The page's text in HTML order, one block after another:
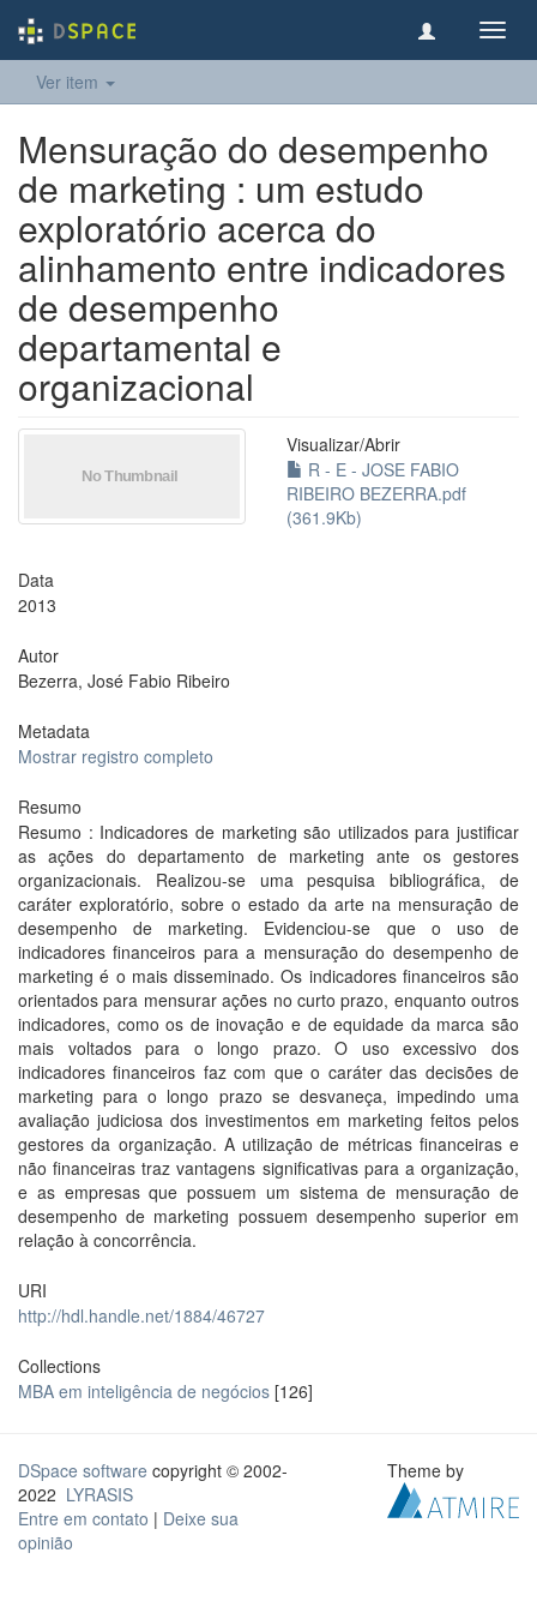
Ver item
Mensuração do desempenho
de marketing : um estudo
exploratório acerca do
alinhamento entre indicadores
de desempenho
departamental e
organizacional
Visualizar/Abrir
R - E - JOSE FABIO
RIBEIRO BEZERRA.pdf
(361.9Kb)
Data
2013
Autor
Bezerra, José Fabio Ribeiro
Metadata
Mostrar registro completo
Resumo
Resumo : Indicadores de marketing são utilizados para justificar
as ações do departamento de marketing ante os gestores
organizacionais. Realizou-se uma pesquisa bibliográfica, de
caráter exploratório, sobre o estado da arte na mensuração de
desempenho de marketing. Evidenciou-se que o uso de
indicadores financeiros para a mensuração do desempenho de
marketing é o mais disseminado. Os indicadores financeiros são
orientados para mensurar ações no curto prazo, enquanto outros
indicadores, como os de inovação e de equidade da marca são
mais voltados para o longo prazo. O uso excessivo dos
indicadores financeiros faz com que o caráter das decisões de
marketing para o longo prazo se desvaneça, impedindo uma
avaliação judiciosa dos investimentos em marketing feitos pelos
gestores da organização. A utilização de métricas financeiras e
não financeiras traz vantagens significativas para a organização,
e as empresas que possuem um sistema de mensuração de
desempenho de marketing possuem desempenho superior em
relação à concorrência.
URI
http://hdl.handle.net/1884/46727
Collections
MBA em inteligência de negócios [126]
DSpace software copyright © 2002-
2022 LYRASIS
Entre em contato | Deixe sua
opinião
Theme by